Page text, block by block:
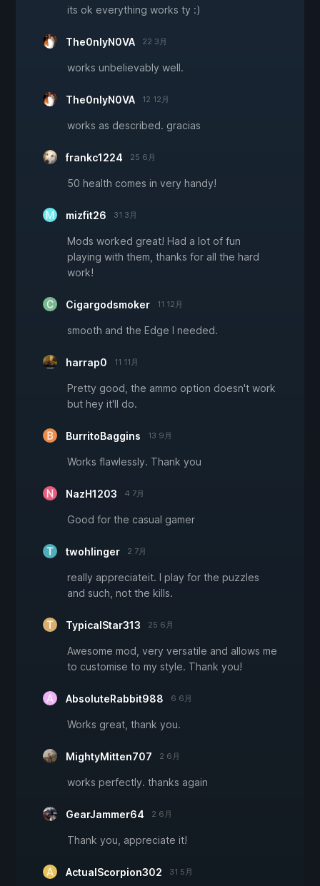
its ok everything works ty :)
The0nlyN0VA 22 3月
works unbelievably well.
The0nlyN0VA 12 12月
works as described. gracias
frankc1224 25 6月
50 health comes in very handy!
mizfit26 31 3月
Mods worked great! Had a lot of fun
playing with them, thanks for all the hard
work!
Cigargodsmoker 11 12月
smooth and the Edge I needed.
harrap0 11 11月
Pretty good, the ammo option doesn't work
but hey it'll do.
BurritoBaggins 13 9月
Works flawlessly. Thank you
NazH1203 4 7月
Good for the casual gamer
twohlinger 2 7月
really appreciateit. I play for the puzzles
and such, not the kills.
TypicalStar313 25 6月
Awesome mod, very versatile and allows me
to customise to my style. Thank you!
AbsoluteRabbit988 6 6月
Works great, thank you.
MightyMitten707 2 6月
works perfectly. thanks again
GearJammer64 2 6月
Thank you, appreciate it!
ActualScorpion302 31 5月